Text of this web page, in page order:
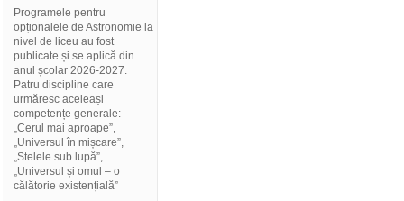
Programele pentru
opționalele de Astronomie la
nivel de liceu au fost
publicate și se aplică din
anul școlar 2026-2027.
Patru discipline care
urmăresc aceleași
competențe generale:
„Cerul mai aproape”,
„Universul în mișcare”,
„Stelele sub lupă”,
„Universul și omul – o
călătorie existențială”